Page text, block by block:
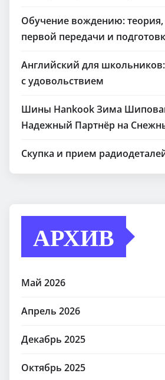
Обучение вождению: теория,
первой передачи и
Английский для
с удовольствием
Шины Hankook Зима
Надежный Партнёр на
Скупка и прием
АРХИВ
Май 2026
Апрель 2026
Декабрь 2025
Октябрь 2025